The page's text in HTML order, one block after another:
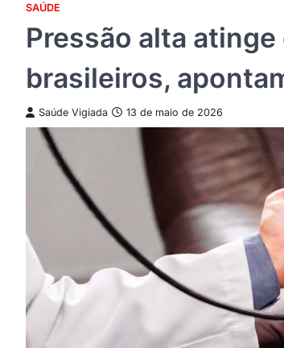
SAÚDE
Pressão alta
brasileiros,
Saúde Vigiada 13 de maio de 2026